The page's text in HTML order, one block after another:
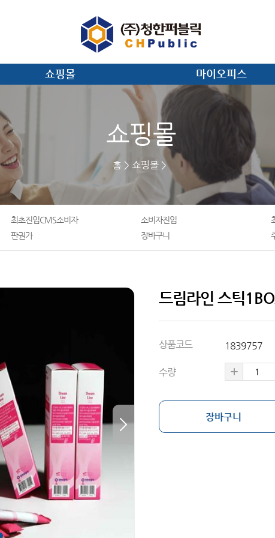
쇼핑몰 마이오피스
쇼핑몰
홈 쇼핑몰
최초진입CMS소비자 소비자진입
판권가 장바구니
드림라인 스틱
상품코드 1839757
수량
장바구니